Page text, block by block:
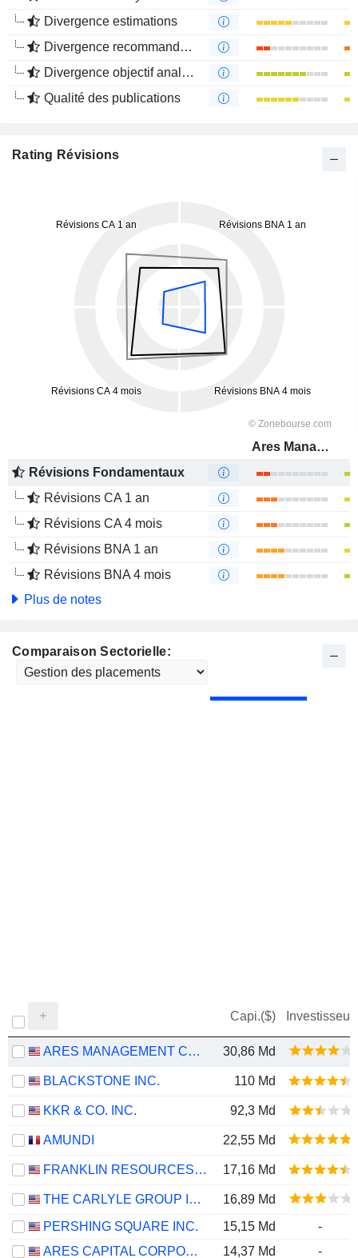
Divergence estimations
Divergence recommandations analystes
Divergence objectif analystes
Qualité des publications
Rating Révisions
Ares Management Corporation
Révisions Fondamentaux
Révisions CA 1 an
Révisions CA 4 mois
Révisions BNA 1 an
Révisions BNA 4 mois
Plus de notes
Comparaison Sectorielle:
Capi.($) Investisseur
ARES MANAGEMENT CORPORATION 30,86 Md
BLACKSTONE INC. 110 Md
KKR & CO. INC. 92,3 Md
AMUNDI 22,55 Md
FRANKLIN RESOURCES, INC. 17,16 Md
THE CARLYLE GROUP INC.
16,89 Md
PERSHING SQUARE INC.
15,15 Md
-
ARES CAPITAL CORPORATION
14,37 Md
-